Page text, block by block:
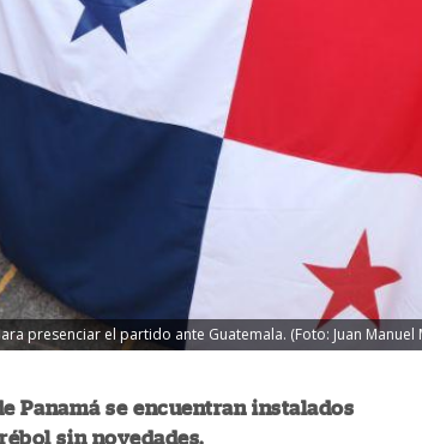
presenciar el partido ante Guatemala. (Foto: Juan
Panamá se encuentran instalados
sin novedades.